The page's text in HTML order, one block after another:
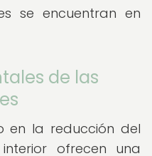
se encuentran en
de las
en la reducción del
ofrecen una